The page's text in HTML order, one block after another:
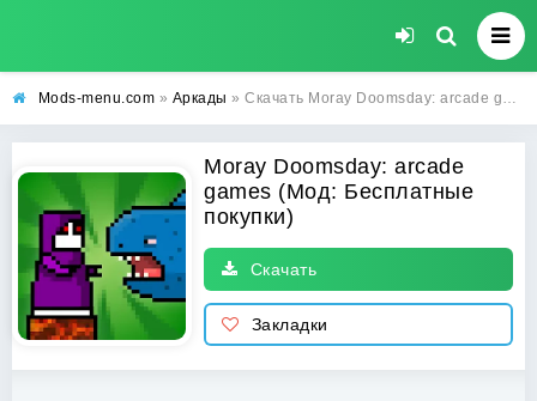
Mods-menu.com » Аркады » Скачать Moray Doomsday: arcade games Взлом (Бесплатные покупки) на Андроид
Moray Doomsday: arcade
games (Мод: Бесплатные
покупки)
Скачать
Закладки